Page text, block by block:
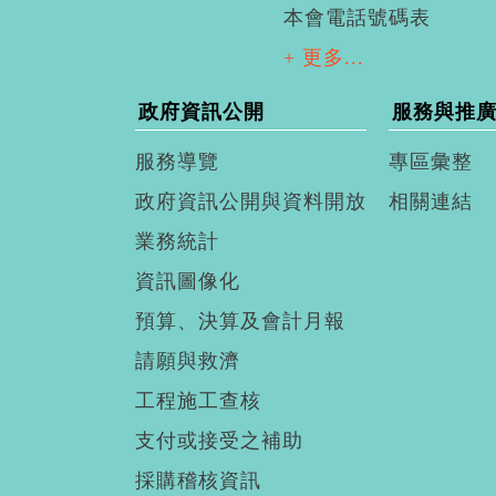
本會電話號碼表
+ 更多...
政府資訊公開
服務導覽
政府資訊公開與資料開放
業務統計
資訊圖像化
預算、決算及會計月報
請願與救濟
工程施工查核
支付或接受之補助
採購稽核資訊
服務與推廣
專區彙整
相關連結